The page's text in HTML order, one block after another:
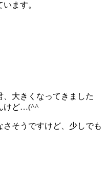
ます。
大きくなってきました
けど…(^^ゞ
そうですけど、少しでも